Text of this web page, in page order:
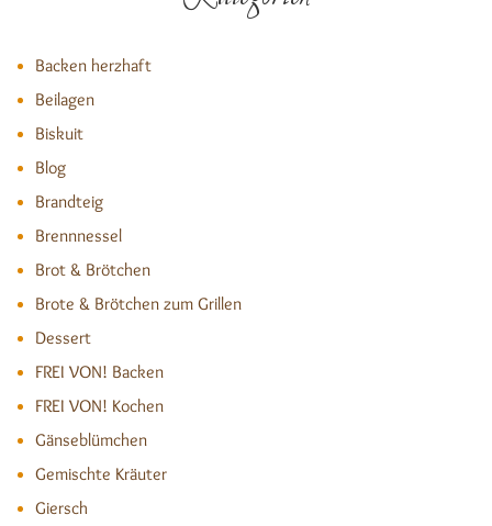
Backen herzhaft
Beilagen
Biskuit
Blog
Brandteig
Brennnessel
Brot & Brötchen
Brote & Brötchen zum Grillen
Dessert
FREI VON! Backen
FREI VON! Kochen
Gänseblümchen
Gemischte Kräuter
Giersch